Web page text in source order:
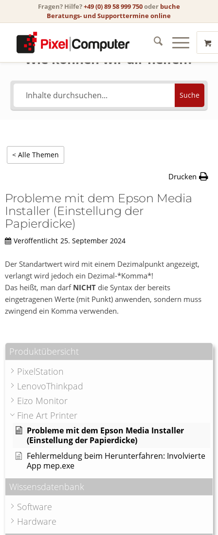
Fragen? Hilfe?+49 (0) 89 58 999 750oder buche
Beratungs- und Supporttermine online
Wie können wir dir helfen?
Suche
Produktübersicht
PixelStation
LenovoThinkpad
Eizo Monitor
Fine Art Printer
Probleme mit dem Epson Media Installer
(Einstellung der Papierdicke)
Fehlermeldung beim Herunterfahren: Involvierte
App mep.exe
Wissensdatenbank
Software
Hardware
< Alle Themen
Drucken
Probleme mit dem Epson Media
Installer (Einstellung der
Papierdicke)
Veröffentlicht 25. September 2024
Der Standartwert wird mit einem Dezimalpunkt angezeigt,
verlangt wird jedoch ein Dezimal-*Komma*!
Das heißt, man darf NICHT die Syntax der bereits
eingetragenen Werte (mit Punkt) anwenden, sondern muss
zwingend ein Komma verwenden.